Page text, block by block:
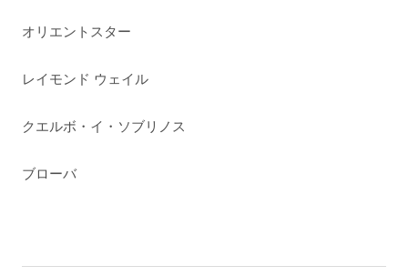
オリエントスター
レイモンド ウェイル
クエルボ・イ・ソブリノス
ブローバ